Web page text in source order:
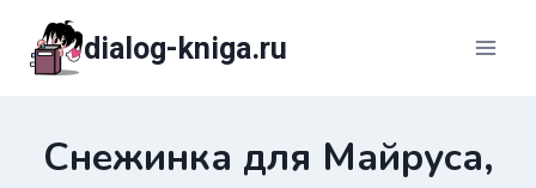
содержимому
dialog-kniga.ru
Снежинка для Майруса,